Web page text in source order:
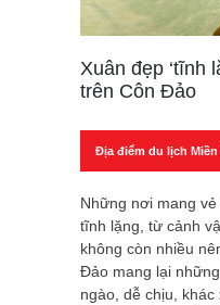
Xuân đẹp ‘tĩnh
trên Côn Đảo
Địa điểm du lịch Miền
Những nơi mang
tĩnh lặng, từ cảnh
không còn nhiều
Đảo mang lại
ngào, dễ chịu,